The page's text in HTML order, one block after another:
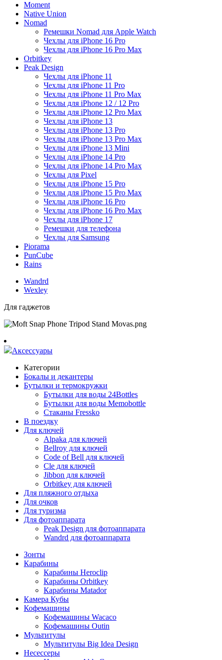
Moment
Native Union
Nomad
Ремешки Nomad для Apple Watch
Чехлы для iPhone 16 Pro
Чехлы для iPhone 16 Pro Max
Orbitkey
Peak Design
Чехлы для iPhone 11
Чехлы для iPhone 11 Pro
Чехлы для iPhone 11 Pro Max
Чехлы для iPhone 12 / 12 Pro
Чехлы для iPhone 12 Pro Max
Чехлы для iPhone 13
Чехлы для iPhone 13 Pro
Чехлы для iPhone 13 Pro Max
Чехлы для iPhone 13 Mini
Чехлы для iPhone 14 Pro
Чехлы для iPhone 14 Pro Max
Чехлы для Pixel
Чехлы для iPhone 15 Pro
Чехлы для iPhone 15 Pro Max
Чехлы для iPhone 16 Pro
Чехлы для iPhone 16 Pro Max
Чехлы для iPhone 17
Ремешки для телефона
Чехлы для Samsung
Piorama
PunCube
Rains
Wandrd
Wexley
Для гаджетов
Аксессуары
Категории
Бокалы и декантеры
Бутылки и термокружки
Бутылки для воды 24Bottles
Бутылки для воды Memobottle
Стаканы Fressko
В поездку
Для ключей
Alpaka для ключей
Bellroy для ключей
Code of Bell для ключей
Cle для ключей
Jibbon для ключей
Orbitkey для ключей
Для пляжного отдыха
Для очков
Для туризма
Для фотоаппарата
Peak Design для фотоаппарата
Wandrd для фотоаппарата
Зонты
Карабины
Карабины Heroclip
Карабины Orbitkey
Карабины Matador
Камера Кубы
Кофемашины
Кофемашины Wacaco
Кофемашины Outin
Мультитулы
Мультитулы Big Idea Design
Несессеры